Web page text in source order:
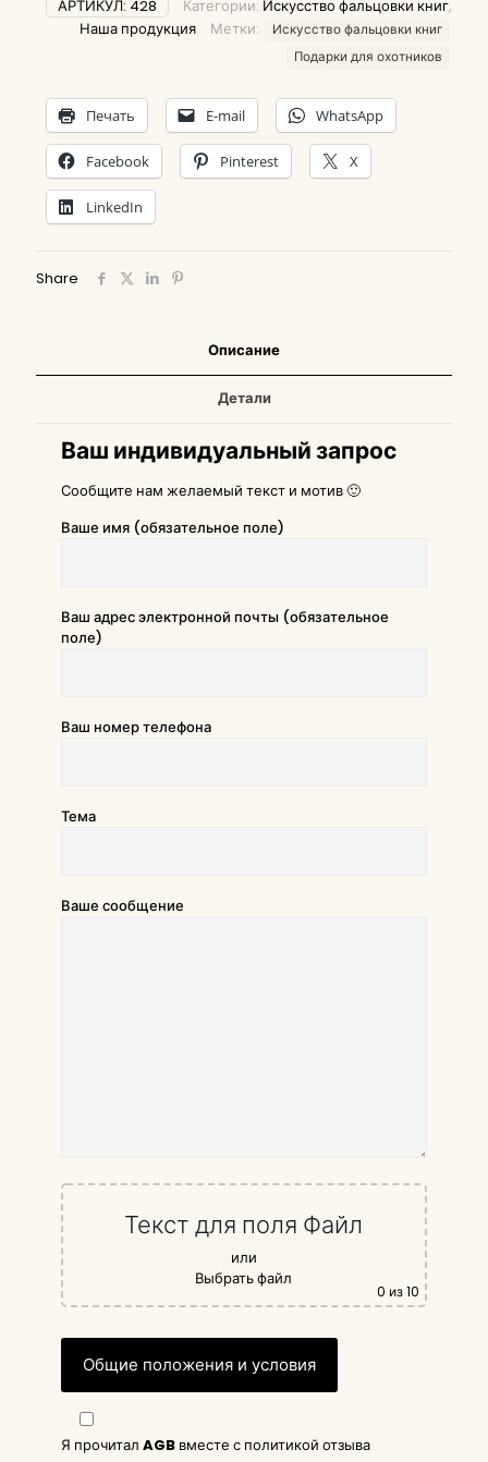
АРТИКУЛ: 428 Категории: Искусство фальцовки книг,
Наша продукция
Метки:
Искусство фальцовки книг
Подарки для охотников
Печать E-mail WhatsApp
Facebook Pinterest X
LinkedIn
Share
Описание
Детали
Ваш индивидуальный запрос
Сообщите нам желаемый текст и мотив 🙂
Ваше имя (обязательное поле)
Ваш адрес электронной почты (обязательное
поле)
Ваш номер телефона
Тема
Ваше сообщение
Текст для поля Файл
или
Выбрать файл
0 из 10
Я прочиталAGB вместе с политикой отзыва